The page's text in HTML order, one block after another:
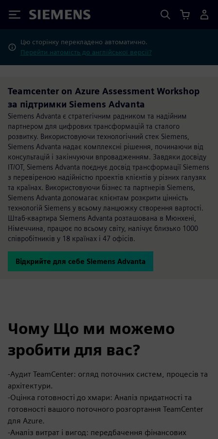
Siemens
Цю сторінку перекладено автоматично.
Перейти натомість до англійської версії?
Teamcenter on Azure Assessment Workshop
за підтримки Siemens Advanta
Siemens Advanta є стратегічним радником та надійним
партнером для цифрових трансформацій та сталого
розвитку. Використовуючи технологічний стек Siemens,
Siemens Advanta надає комплексні рішення, починаючи від
консультацій і закінчуючи впровадженням. Завдяки досвіду
IT/OT, Siemens Advanta поєднує досвід трансформації Siemens
з перевіреною надійністю проектів клієнтів у різних галузях
та країнах. Використовуючи бізнес та партнерів Siemens,
Siemens Advanta допомагає клієнтам розкрити цінність
технологій Siemens у всьому ланцюжку створення вартості.
Штаб-квартира Siemens Advanta розташована в Мюнхені,
Німеччина, працює по всьому світу, налічує близько 1000
співробітників у 18 країнах і 47 офісів.
Відкрийте для себе Siemens Advanta
Чому Що ми можемо
зробити для вас?
-Аудит TeamCenter: огляд поточних систем, процесів та
архітектури.
-Оцінка готовності до хмари: Аналіз придатності та
готовності вашого поточного розгортання TeamCenter
для Azure.
-Аналіз витрат і вигод: передбачення фінансових